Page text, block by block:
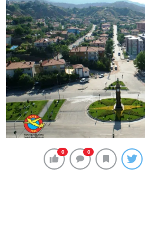
0 0